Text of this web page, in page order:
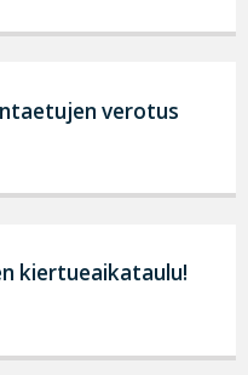
verotus
kiertueaikataulu!